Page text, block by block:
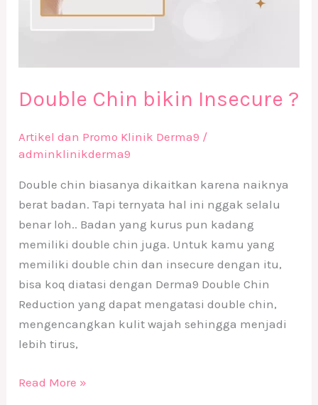
Double Chin bikin Insecure ?
Artikel dan Promo Klinik Derma9 /
adminklinikderma9
Double chin biasanya dikaitkan karena naiknya
berat badan. Tapi ternyata hal ini nggak selalu
benar loh.. Badan yang kurus pun kadang
memiliki double chin juga. Untuk kamu yang
memiliki double chin dan insecure dengan itu,
bisa koq diatasi dengan Derma9 Double Chin
Reduction yang dapat mengatasi double chin,
mengencangkan kulit wajah sehingga menjadi
lebih tirus,
Read More »